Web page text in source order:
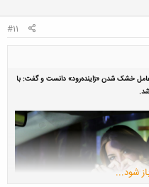
#11
عامل خشک شدن «زاینده‌رود» دانست و گفت: با
شود...